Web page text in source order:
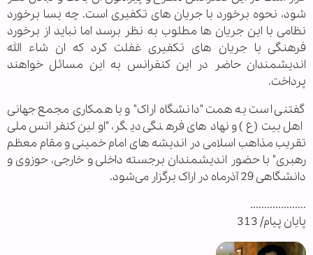
شود، نحوه برخورد با جریان های تکفیری است. چه بسا برخورد
نظامی با این جریان ها مطلوب به نظر برسد اما نباید از برخورد
فرهنگی با جریان های تکفیری غفلت کرد که ان شاء الله
اندیشمندان حاضر در این کنفرانس به این مسائل خواهند
پرداخت.
گفتنی است به همت "دانشگاه اراک" و با همکاری مجمع جهانی
اهل بیت(ع) و نهادهای فرهنگی دیگر، "اولین کنفرانس ملی
تقریب مذاهب اسلامی در اندیشه های امام خمینی و مقام معظم
رهبری" با حضور اندیشمندان برجسته داخلی و خارجی، حوزوی و
دانشگاهی 29 آذرماه در اراک برگزار می‌شود.
....................
پایان پیام/ 313